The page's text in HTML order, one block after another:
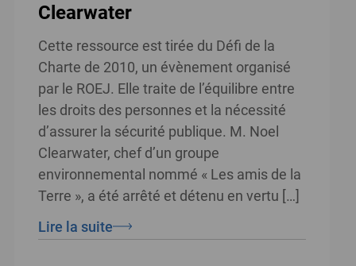
Clearwater
Cette ressource est tirée du Défi de la
Charte de 2010, un évènement organisé
par le ROEJ. Elle traite de l’équilibre entre
les droits des personnes et la nécessité
d’assurer la sécurité publique. M. Noel
Clearwater, chef d’un groupe
environnemental nommé « Les amis de la
Terre », a été arrêté et détenu en vertu […]
Lire la suite